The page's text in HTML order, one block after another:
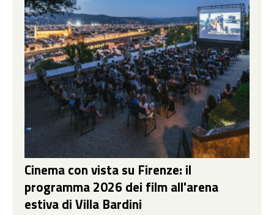
Cinema con vista su Firenze: il
programma 2026 dei film all'arena
estiva di Villa Bardini